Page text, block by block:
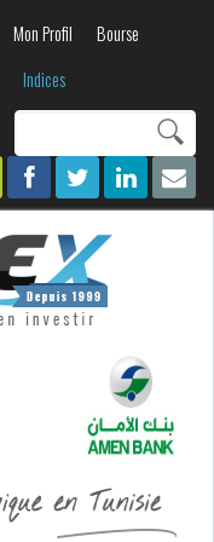
Mon Profil
Bourse
Indices
recherche